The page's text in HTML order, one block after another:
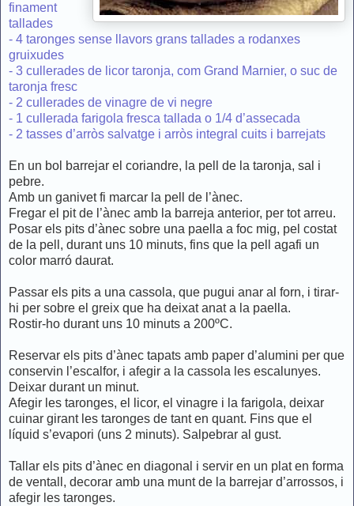
finament
tallades
- 4 taronges sense llavors grans tallades a rodanxes
gruixudes
- 3 cullerades de licor taronja, com Grand Marnier, o suc de
taronja fresc
- 2 cullerades de vinagre de vi negre
- 1 cullerada farigola fresca tallada o 1/4 d’assecada
- 2 tasses d’arròs salvatge i arròs integral cuits i barrejats
En un bol barrejar el coriandre, la pell de la taronja, sal i
pebre.
Amb un ganivet fi marcar la pell de l’ànec.
Fregar el pit de l’ànec amb la barreja anterior, per tot arreu.
Posar els pits d’ànec sobre una paella a foc mig, pel costat
de la pell, durant uns 10 minuts, fins que la pell agafi un
color marró daurat.
Passar els pits a una cassola, que pugui anar al forn, i tirar-
hi per sobre el greix que ha deixat anat a la paella.
Rostir-ho durant uns 10 minuts a 200ºC.
Reservar els pits d’ànec tapats amb paper d’alumini per que
conservin l’escalfor, i afegir a la cassola les escalunyes.
Deixar durant un minut.
Afegir les taronges, el licor, el vinagre i la farigola, deixar
cuinar girant les taronges de tant en quant. Fins que el
líquid s’evapori (uns 2 minuts). Salpebrar al gust.
Tallar els pits d’ànec en diagonal i servir en un plat en forma
de ventall, decorar amb una munt de la barrejar d’arrossos, i
afegir les taronges.